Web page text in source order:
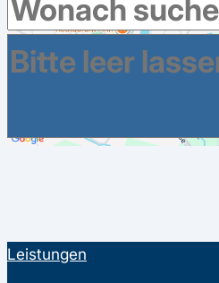
Leistungen